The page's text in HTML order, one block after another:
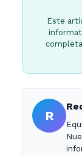
Este
R